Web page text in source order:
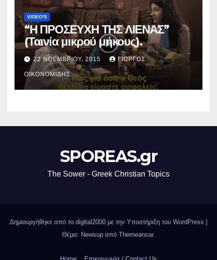
VIDEO'S
“Η ΠΡΟΣΕΥΧΗ ΤΗΣ ΛΙΕΝΑΣ”
(Ταινία μικρού μήκους).
22 ΝΟΕΜΒΡΊΟΥ, 2015 ΓΙΏΡΓΟΣ
ΟΙΚΟΝΟΜΊΔΗΣ
SPOREAS.gr
The Sower - Greek Christian Topics
Δημιουργήθηκε από το digital2000 με την Υποστήριξη του WordPress
Θέμα: Newsup από Themeansar.